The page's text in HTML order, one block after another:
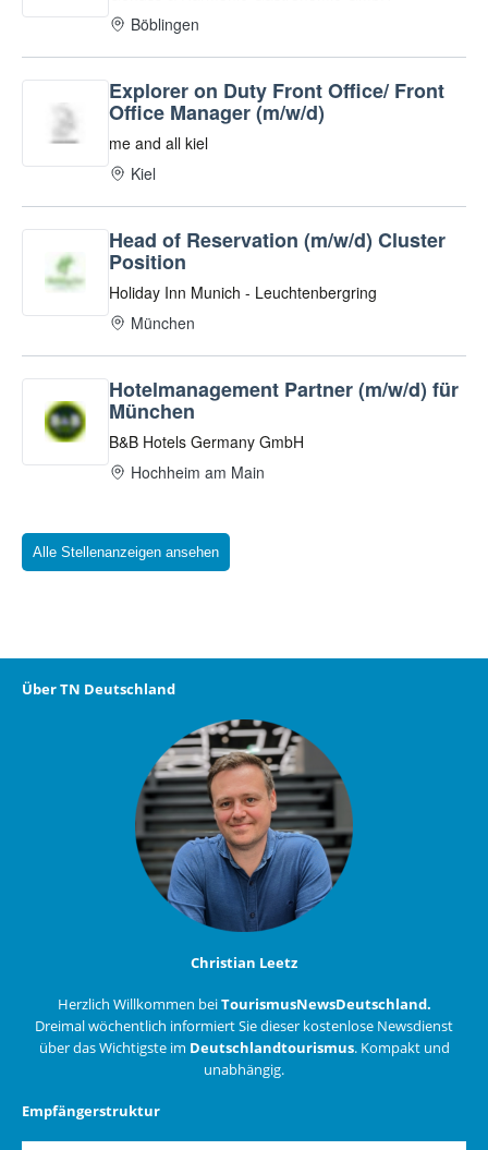
Alle Stellenanzeigen ansehen
Über TN Deutschland
Christian Leetz
Herzlich Willkommen beiTourismusNewsDeutschland.
Dreimal wöchentlich informiert Sie dieser kostenlose Newsdienst
über das Wichtigste im Deutschlandtourismus. Kompakt und
unabhängig.
Empfängerstruktur